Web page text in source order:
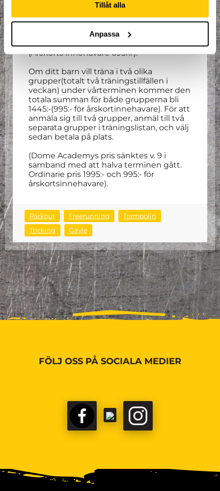
Tillåt alla
Anpassa
deltagaren ska/kan nyttja direkt efter
träningen. Denna entré går inte att
justera till andra dagar eller tider.
Pris: 1195kr/deltagare.
(Årskorts innehavare 695kr).
Om ditt barn vill träna i två olika
grupper(totalt två träningstillfällen i
veckan) under vårterminen kommer den
totala summan för både grupperna bli
1445:-(995:- för årskortinnehavare). För att
anmäla sig till två grupper, anmäl till två
separata grupper i träningslistan, och välj
sedan betala på plats.
(Dome Academys pris sänktes v. 9 i
samband med att halva terminen gått.
Ordinarie pris 1995:- och 995:- för
årskortsinnehavare).
Parkour Freerunning
Trampolin
Tricking
Gävle
FÖLJ OSS PÅ SOCIALA MEDIER